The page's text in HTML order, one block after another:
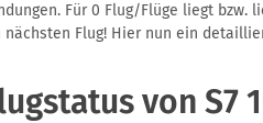
Für 0 Flug/Flüge liegt
nächsten Flug! Hier nun ein
von S7